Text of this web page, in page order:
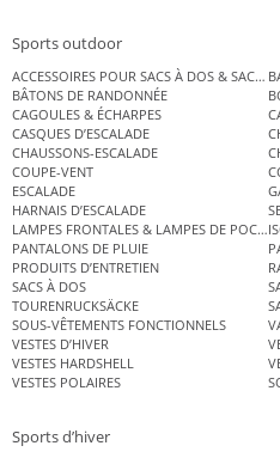
Sports outdoor
ACCESSOIRES POUR SACS À DOS & SACS
BÂTONS DE RANDONNÉE
CAGOULES & ÉCHARPES
CASQUES D’ESCALADE
CHAUSSONS-ESCALADE
COUPE-VENT
ESCALADE
HARNAIS D’ESCALADE
LAMPES FRONTALES & LAMPES DE POCHE
PANTALONS DE PLUIE
PRODUITS D’ENTRETIEN
SACS À DOS
TOURENRUCKSÄCKE
SOUS-VÊTEMENTS FONCTIONNELS
VESTES D’HIVER
VESTES HARDSHELL
VESTES POLAIRES
Sports d’hiver